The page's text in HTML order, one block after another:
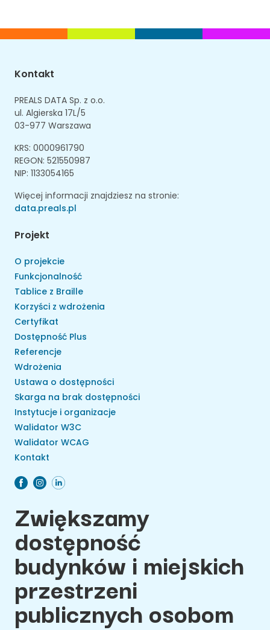
Kontakt
PREALS DATA Sp. z o.o.
ul. Algierska 17L/5
03-977 Warszawa
KRS: 0000961790
REGON: 521550987
NIP: 1133054165
Więcej informacji znajdziesz na stronie:
data.preals.pl
Projekt
O projekcie
Funkcjonalność
Tablice z Braille
Korzyści z wdrożenia
Certyfikat
Dostępność Plus
Referencje
Wdrożenia
Ustawa o dostępności
Skarga na brak dostępności
Instytucje i organizacje
Walidator W3C
Walidator WCAG
Kontakt
Zwiększamy
dostępność
budynków i miejskich
przestrzeni
publicznych osobom